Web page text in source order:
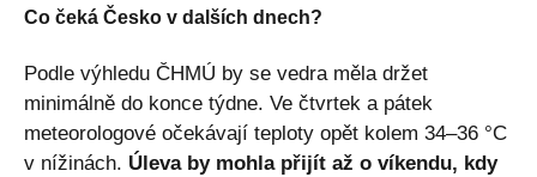
Co čeká Česko v dalších dnech?
Podle výhledu ČHMÚ by se vedra měla držet
minimálně do konce týdne. Ve čtvrtek a pátek
meteorologové očekávají teploty opět kolem 34–36 °C
v nížinách. Úleva by mohla přijít až o víkendu, kdy